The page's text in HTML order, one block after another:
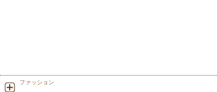
ファッション